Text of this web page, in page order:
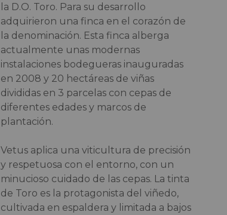
la D.O. Toro. Para su desarrollo
adquirieron una finca en el corazón de
la denominación. Esta finca alberga
actualmente unas modernas
instalaciones bodegueras inauguradas
en 2008 y 20 hectáreas de viñas
divididas en 3 parcelas con cepas de
diferentes edades y marcos de
plantación.
Vetus aplica una viticultura de precisión
y respetuosa con el entorno, con un
minucioso cuidado de las cepas. La tinta
de Toro es la protagonista del viñedo,
cultivada en espaldera y limitada a bajos